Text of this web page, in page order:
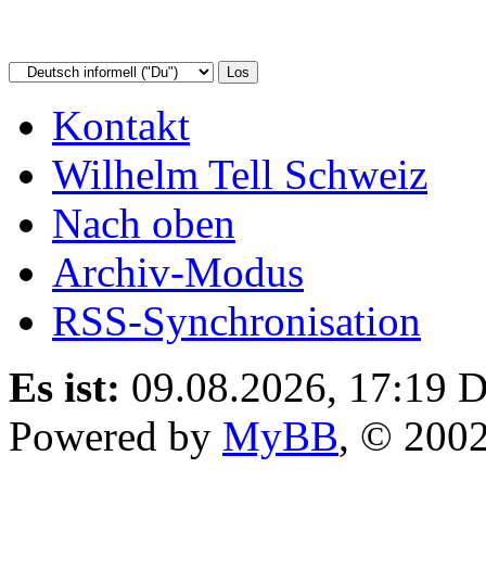
Kontakt
Wilhelm Tell Schweiz
Nach oben
Archiv-Modus
RSS-Synchronisation
Es ist: 09.08.2026, 17:19
Powered by MyBB, ©